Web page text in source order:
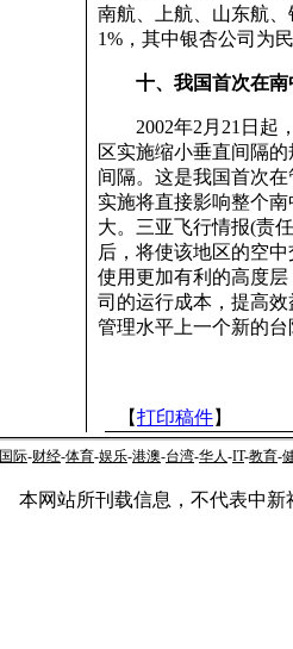
南航、上航、山东航、
1%，其中银杏公司为
十、我国首次在
2002年2月21日起，
区实施缩小垂直间隔
间隔。这是我国首次
实施将直接影响整个
大。三亚飞行情报(责
后，将使该地区的空
使用更加有利的高度
司的运行成本，提高
管理水平上一个新的台
【打印稿件】
国际-财经-体育-娱乐-港澳-台湾-华人-IT-教育-
本网站所刊载信息，不代表中